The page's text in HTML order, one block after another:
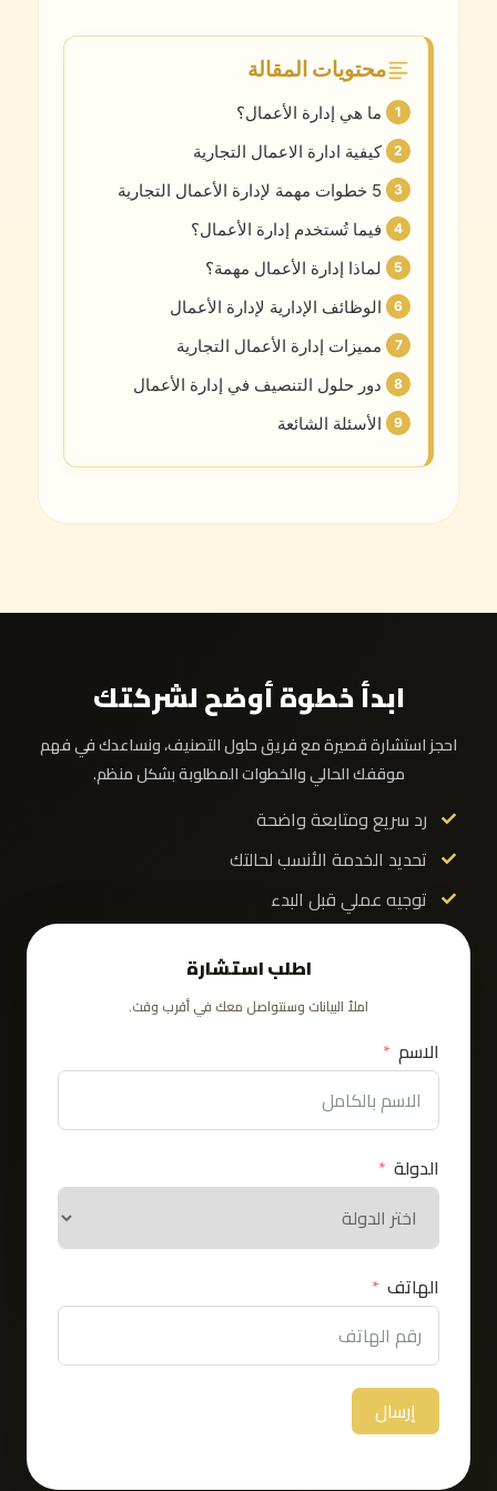
محتويات المقالة
ما هي إدارة الأعمال؟
كيفية ادارة الاعمال التجارية
5 خطوات مهمة لإدارة الأعمال التجارية
فيما تُستخدم إدارة الأعمال؟
لماذا إدارة الأعمال مهمة؟
الوظائف الإدارية لإدارة الأعمال
مميزات إدارة الأعمال التجارية
دور حلول التنصيف في إدارة الأعمال
الأسئلة الشائعة
ابدأ خطوة أوضح لشركتك
احجز استشارة قصيرة مع فريق حلول التصنيف، ونساعدك في فهم
موقفك الحالي والخطوات المطلوبة بشكل منظم.
رد سريع ومتابعة واضحة
تحديد الخدمة الأنسب لحالتك
توجيه عملي قبل البدء
اطلب استشارة
املأ البيانات وسنتواصل معك في أقرب وقت.
الاسم
الدولة
الهاتف
إرسال